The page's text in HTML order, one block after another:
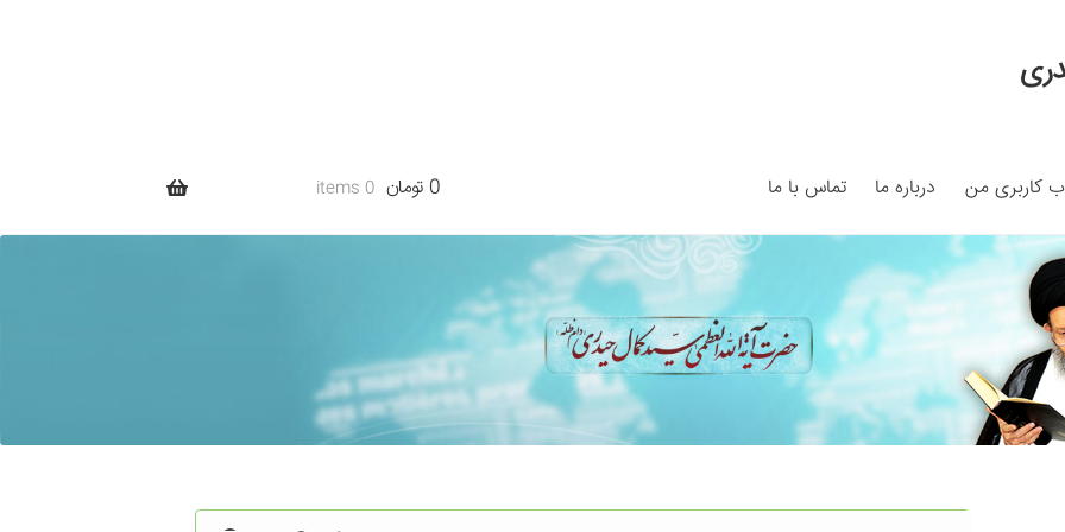
کاربری من درباره ما تماس با ما
My
Search Results
Shop برگه نمونه برگه نمونه بلاگ پرداخت
سبد خرید قوانین و مقررات
0 تومان 0 items